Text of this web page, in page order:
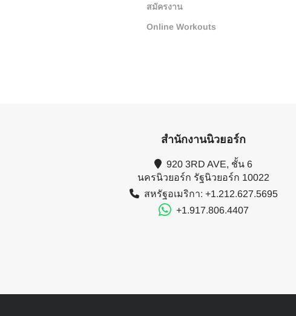
สมัครงาน
Online Workouts
สำนักงานนิวยอร์ก
920 3RD AVE, ชั้น 6
นครนิวยอร์ก รัฐนิวยอร์ก 10022
สหรัฐอเมริกา: +1.212.627.5695
+1.917.806.4407